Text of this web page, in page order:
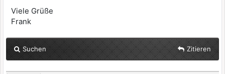
Viele Grüße
Frank
Suchen Zitieren